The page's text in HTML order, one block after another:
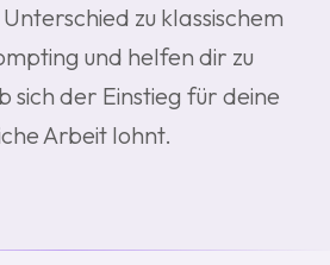
zu klassischem
und helfen dir zu
sich der Einstieg für deine
Arbeit lohnt.